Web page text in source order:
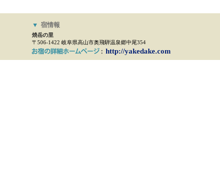
▼ 宿情報
焼岳の里
〒506-1422 岐阜県高山市奥飛騨温泉郷中尾354
http://yakedake.com